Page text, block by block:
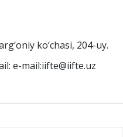
ko‘chasi, 204-uy.
e-mail:iifte@iifte.uz